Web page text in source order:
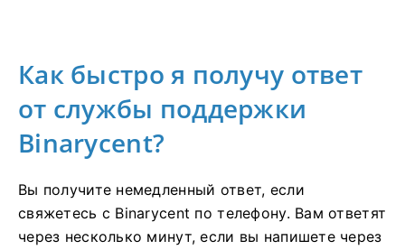
Как быстро я получу ответ
от службы поддержки
Binarycent?
Вы получите немедленный ответ, если
свяжетесь с Binarycent по телефону. Вам ответят
через несколько минут, если вы напишете через